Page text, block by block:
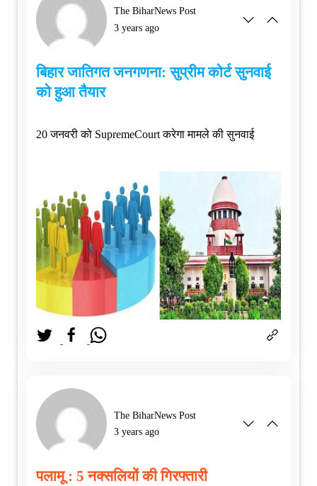
The BiharNews Post
3 years ago
बिहार जातिगत जनगणना: सुप्रीम कोर्ट सुनवाई
को हुआ तैयार
20 जनवरी को SupremeCourt करेगा मामले की सुनवाई
The BiharNews Post
3 years ago
पलामू : 5 नक्सलियों की गिरफ्तारी